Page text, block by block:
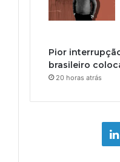
Pior
brasileiro
20 horas atrás